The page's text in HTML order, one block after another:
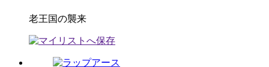
老王国の襲来